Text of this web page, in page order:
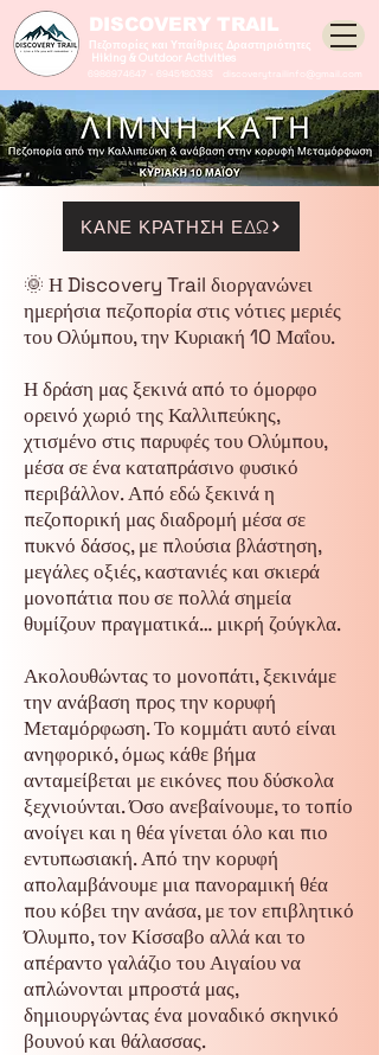
Πεζοπορίες και Υπαίθριες Δραστηριότητες
DISCOVERY TRAIL
Hiking & Outdoor Activities
6986974647 6945180393 discoverytrailinfo@gmail.com
ΚΑΝΕ ΚΡΑΤΗΣΗ ΕΔΩ
🌞 Η Discovery Trail διοργανώνει
ημερήσια πεζοπορία στις νότιες μεριές
του Ολύμπου, την Κυριακή 10 Μαΐου.
Η δράση μας ξεκινά από το όμορφο
ορεινό χωριό της Καλλιπεύκης,
χτισμένο στις παρυφές του Ολύμπου,
μέσα σε ένα καταπράσινο φυσικό
περιβάλλον. Από εδώ ξεκινά η
πεζοπορική μας διαδρομή μέσα σε
πυκνό δάσος, με πλούσια βλάστηση,
μεγάλες οξιές, καστανιές και σκιερά
μονοπάτια που σε πολλά σημεία
θυμίζουν πραγματικά… μικρή ζούγκλα.
Ακολουθώντας το μονοπάτι, ξεκινάμε
την ανάβαση προς την κορυφή
Μεταμόρφωση. Το κομμάτι αυτό είναι
ανηφορικό, όμως κάθε βήμα
ανταμείβεται με εικόνες που δύσκολα
ξεχνιούνται. Όσο ανεβαίνουμε, το τοπίο
ανοίγει και η θέα γίνεται όλο και πιο
εντυπωσιακή. Από την κορυφή
απολαμβάνουμε μια πανοραμική θέα
που κόβει την ανάσα, με τον επιβλητικό
Όλυμπο, τον Κίσσαβο αλλά και το
απέραντο γαλάζιο του Αιγαίου να
απλώνονται μπροστά μας,
δημιουργώντας ένα μοναδικό σκηνικό
βουνού και θάλασσας.